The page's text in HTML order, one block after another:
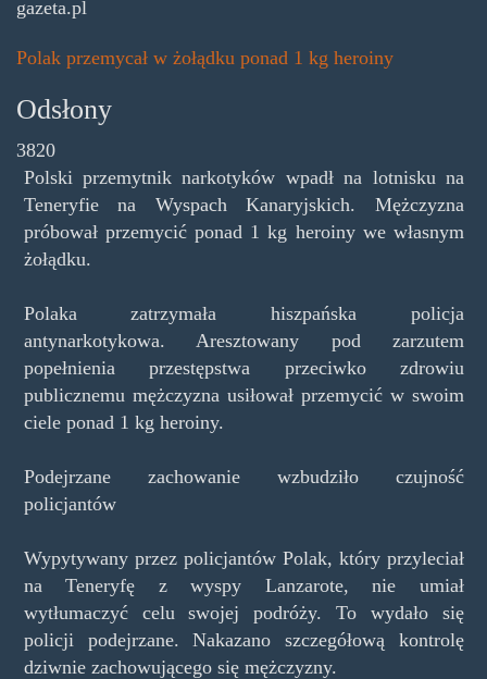
gazeta.pl
Polak przemycał w żołądku ponad 1 kg heroiny
Odsłony
3820
Polski przemytnik narkotyków wpadł na lotnisku na
Teneryfie na Wyspach Kanaryjskich. Mężczyzna
próbował przemycić ponad 1 kg heroiny we własnym
żołądku.
Polaka zatrzymała hiszpańska policja
antynarkotykowa. Aresztowany pod zarzutem
popełnienia przestępstwa przeciwko zdrowiu
publicznemu mężczyzna usiłował przemycić w swoim
ciele ponad 1 kg heroiny.
Podejrzane zachowanie wzbudziło czujność
policjantów
Wypytywany przez policjantów Polak, który przyleciał
na Teneryfę z wyspy Lanzarote, nie umiał
wytłumaczyć celu swojej podróży. To wydało się
policji podejrzane. Nakazano szczegółową kontrolę
dziwnie zachowującego się mężczyzny.